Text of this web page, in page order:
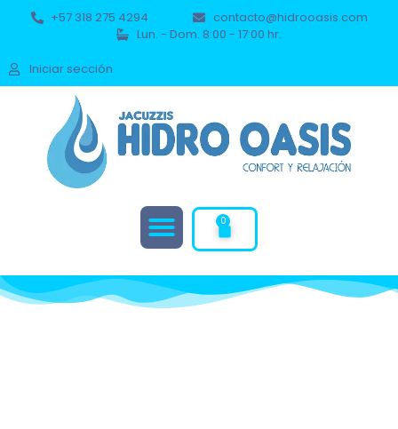
+57 318 275 4294
contacto@hidrooasis.com
Lun. - Dom. 8:00 - 17:00 hr.
Iniciar sección
0